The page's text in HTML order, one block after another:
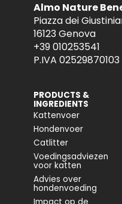
Almo Nature
Piazza dei
16123 Genova
+39 010253541
P.IVA 02529870103
PRODUCTS &
INGREDIENTS
Kattenvoer
Hondenvoer
Catlitter
Voedingsadviezen
voor katten
Advies over
hondenvoeding